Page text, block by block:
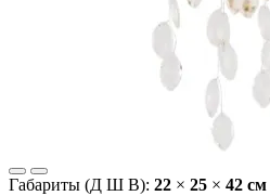
Габариты (Д Ш В): 22 × 25 × 42 cм